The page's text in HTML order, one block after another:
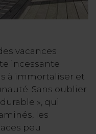
vacances
incessante
à immortaliser et
Sans oublier
», qui
les
peu